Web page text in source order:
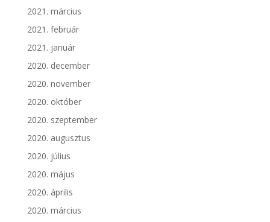
2021. március
2021. február
2021. január
2020. december
2020. november
2020. október
2020. szeptember
2020. augusztus
2020. július
2020. május
2020. április
2020. március